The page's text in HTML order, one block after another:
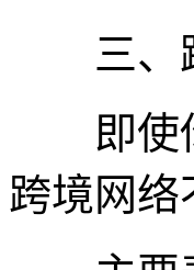
三、跨
即使你
跨境网络